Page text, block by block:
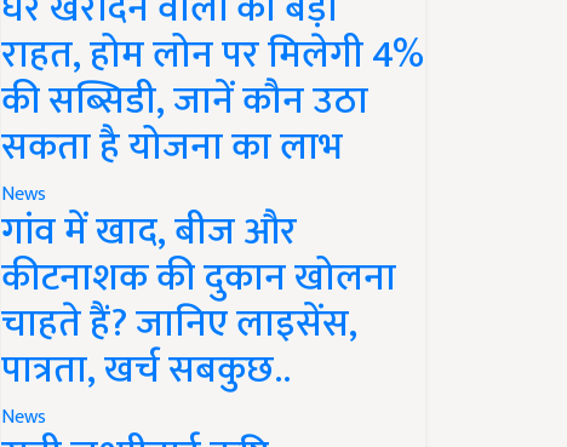
राहत, होम लोन पर मिलेगी 4%
की सब्सिडी, जानें कौन उठा
सकता है योजना का लाभ
News
गांव में खाद, बीज और
कीटनाशक की दुकान खोलना
चाहते हैं? जानिए लाइसेंस,
पात्रता, खर्च सबकुछ..
News